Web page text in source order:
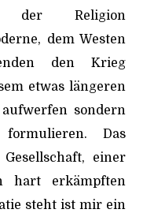
der Religion
dem Westen
den Krieg
etwas längeren
sondern
Das
einer
hart erkämpften
steht ist mir ein